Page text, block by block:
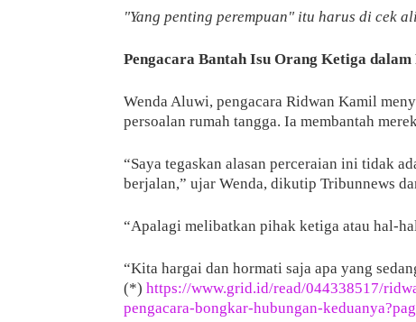
"Yang penting perempuan" itu harus di cek
Pengacara Bantah Isu Orang Ketiga
Wenda Aluwi, pengacara Ridwan Kamil
persoalan rumah tangga. Ia membantah
“Saya tegaskan alasan perceraian ini tidak
berjalan,” ujar Wenda, dikutip Tribunnews
“Apalagi melibatkan pihak ketiga atau hal-
“Kita hargai dan hormati saja apa yang
(*) https://www.grid.id/read/044338517/
pengacara-bongkar-hubungan-